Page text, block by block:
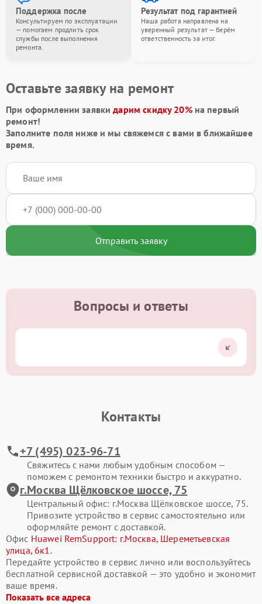
Поддержка после
Консультируем по эксплуатации
— помогаем продлить срок
службы после выполнения
ремонта.
Результат под гарантией
Наша работа направлена на
уверенный результат — берём
ответственность за итог.
Оставьте заявку на ремонт
При оформлении заявкидарим скидку 20%на первый
ремонт!
Заполните поля ниже и мы свяжемся с вами в ближайшее
время.
Отправить заявку
Вопросы и ответы
Контакты
+7 (495) 023-96-71
Свяжитесь с нами любым удобным способом —
поможем с ремонтом техники быстро и аккуратно.
г.Москва Щёлковское шоссе, 75
Центральный офис: г.Москва Щёлковское шоссе, 75.
Привозите устройство в сервис самостоятельно или
оформляйте ремонт с доставкой.
Офис Huawei RemSupport: г.Москва, Шереметьевская
улица, 6к1.
Передайте устройство в сервис лично или воспользуйтесь
бесплатной сервисной доставкой — это удобно и экономит
ваше время.
Показать все адреса